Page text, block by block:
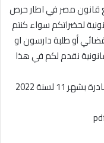
قانون مصر في اطار حرص
لحضراتكم سواء كنتم
أو طلبة دارسون او
نقدم لكم في هذا